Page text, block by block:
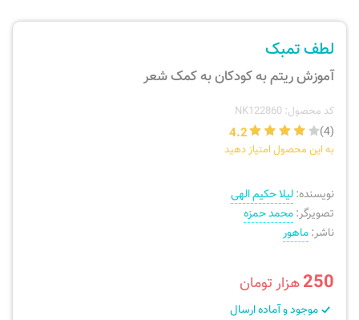
نی، فلوت، سازهای بادی
ارسال سفارش
لطف تمبک
آموزش ریتم به کودکان به کمک شعر
کد محصول: NK122860
(4)
4.2
به این محصول امتیاز دهید
نویسنده:لیلا حکیم الهی
تصویرگر:محمد حمزه
ناشر:ماهور
250هزار تومان
موجود و آماده ارسال